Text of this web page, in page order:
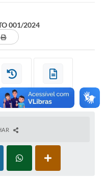
001/2024